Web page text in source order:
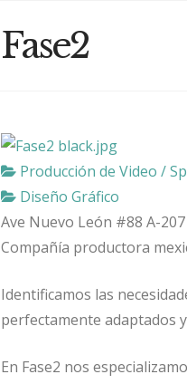
Fase2
Producción de Video /
Diseño Gráfico
Ave Nuevo León #88 A-207
Compañía productora
Identificamos las
perfectamente adaptados
En Fase2 nos